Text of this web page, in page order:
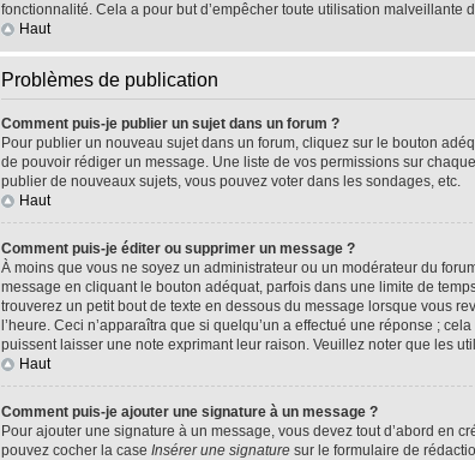
fonctionnalité. Cela a pour but d’empêcher toute utilisation
Haut
Problèmes de publication
Comment puis-je publier un sujet dans un forum ?
Pour publier un nouveau sujet dans un forum, cliquez sur le bouton
de pouvoir rédiger un message. Une liste de vos permissions sur
publier de nouveaux sujets, vous pouvez voter dans les sondages, etc.
Haut
Comment puis-je éditer ou supprimer un message ?
À moins que vous ne soyez un administrateur ou un modérateur du
message en cliquant le bouton adéquat, parfois dans une limite de
trouverez un petit bout de texte en dessous du message lorsque vous
l’heure. Ceci n’apparaîtra que si quelqu’un a effectué une réponse ;
puissent laisser une note exprimant leur raison. Veuillez noter que les
Haut
Comment puis-je ajouter une signature à un message ?
Pour ajouter une signature à un message, vous devez tout d’abord en
pouvez cocher la case Insérer une signature sur le formulaire de